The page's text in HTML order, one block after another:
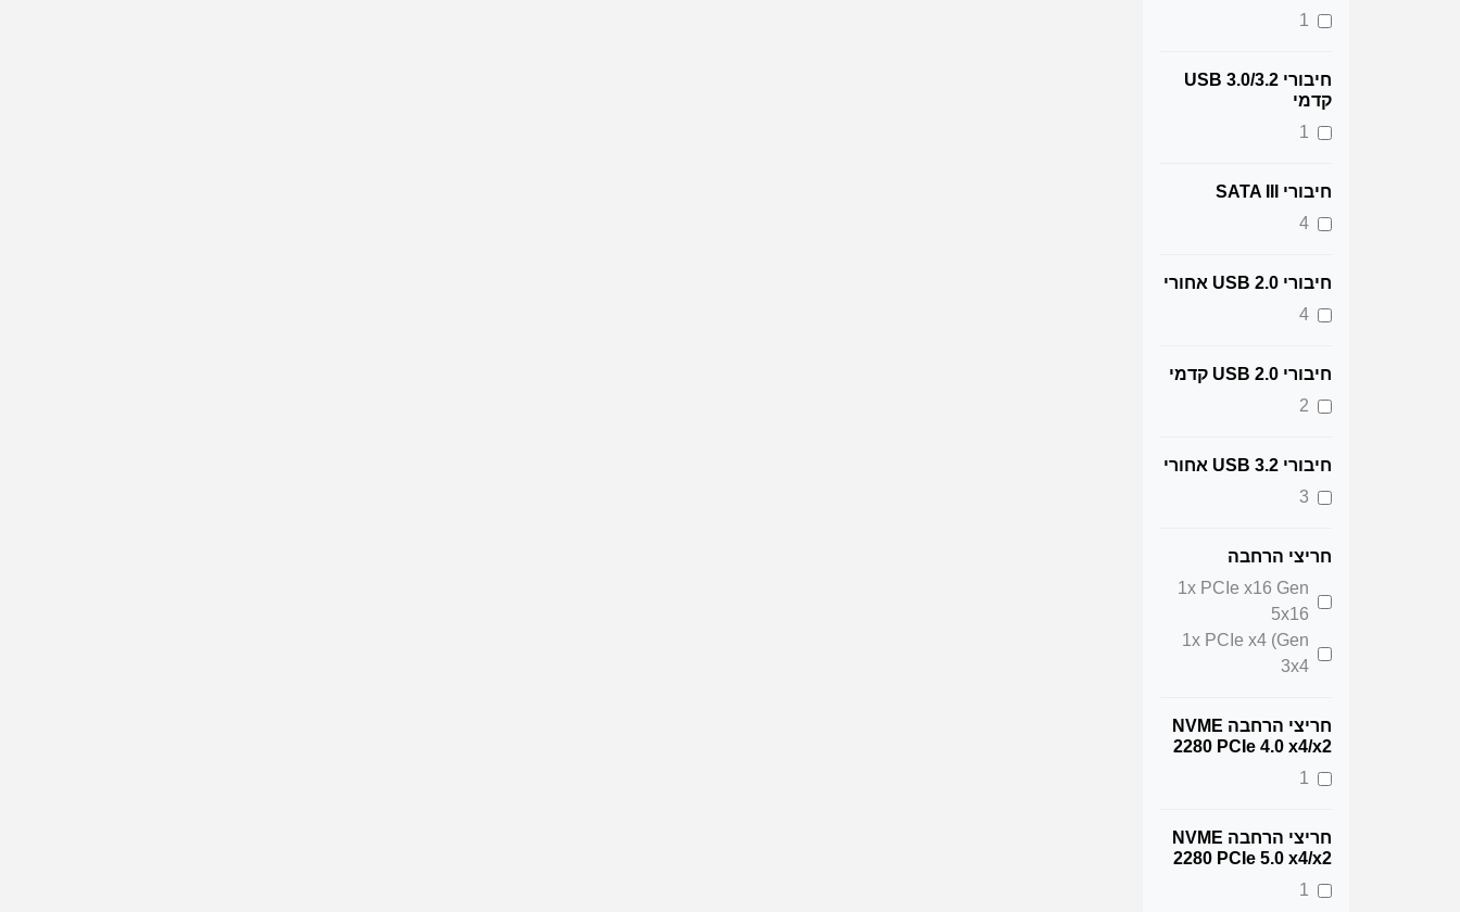
1
חיבורי 3.2/USB 3.0
קדמי
1
חיבורי SATA III
4
חיבורי USB 2.0 אחורי
4
חיבורי USB 2.0 קדמי
2
חיבורי USB 3.2 אחורי
3
חריצי הרחבה
1x PCIe x16 Gen
5x16
1x PCIe x4 (Gen
3x4
חריצי הרחבה NVME
2280 PCIe 4.0 x4/x2
1
חריצי הרחבה NVME
2280 PCIe 5.0 x4/x2
1